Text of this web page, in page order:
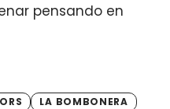
pensando en
LA BOMBONERA